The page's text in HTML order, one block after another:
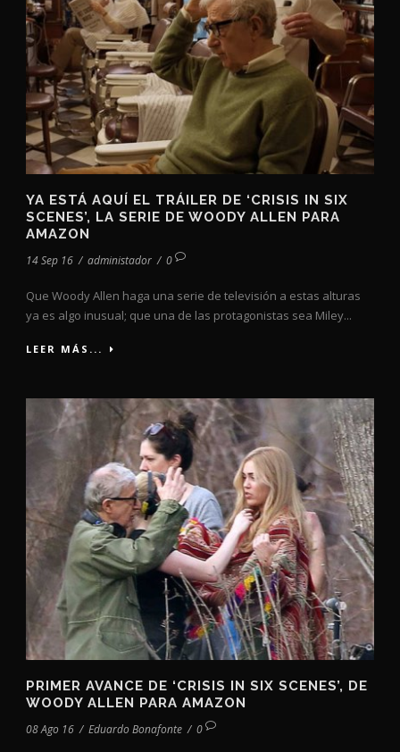
YA ESTÁ AQUÍ EL TRÁILER DE ‘CRISIS IN SIX
SCENES’, LA SERIE DE WOODY ALLEN PARA
AMAZON
14 Sep 16 / administador / 0
Que Woody Allen haga una serie de televisión a estas alturas
ya es algo inusual; que una de las protagonistas sea Miley...
LEER MÁS...
PRIMER AVANCE DE ‘CRISIS IN SIX SCENES’, DE
WOODY ALLEN PARA AMAZON
08 Ago 16 / Eduardo Bonafonte / 0